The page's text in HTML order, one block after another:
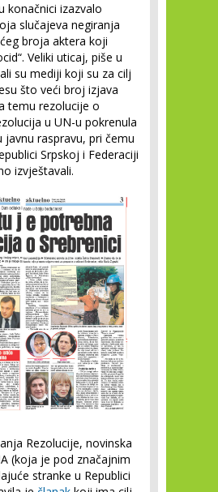
konačnici izazvalo
slučajeva negiranja
broja aktera koji
Veliki uticaj, piše u
su mediji koji su za cilj
što veći broj izjava
temu rezolucije o
u UN-u pokrenula
javnu raspravu, pri čemu
Srpskoj i Federaciji
izvještavali.
Rezolucije, novinska
(koja je pod značajnim
stranke u Republici